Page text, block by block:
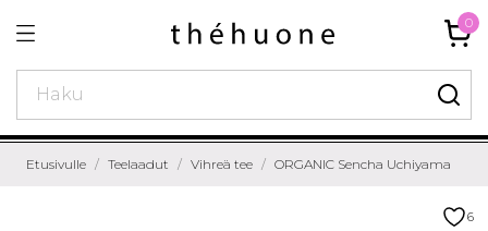
0
Etusivulle Teelaadut Vihreä tee ORGANIC Sencha Uchiyama
6